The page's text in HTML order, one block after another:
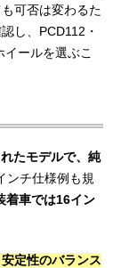
可否は変わるた
し、PCD112・
ールを選ぶこ
たモデルで、純
ンチ仕様例も規
着車では16イン
定性のバランス